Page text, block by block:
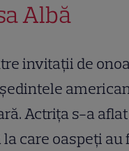
Albă
invitații de
Actrița s-a
care oaspeți au